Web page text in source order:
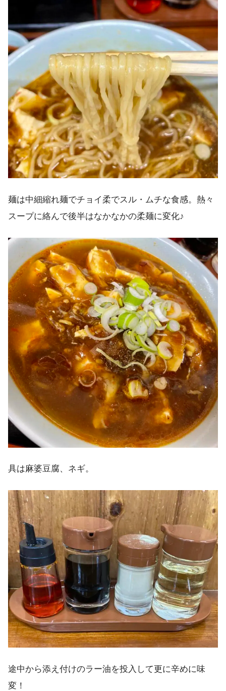
麺は中細縮れ麺でチョイ柔でスル・ムチな食感。熱々
スープに絡んで後半はなかなかの柔麺に変化♪
具は麻婆豆腐、ネギ。
途中から添え付けのラー油を投入して更に辛めに味
変！